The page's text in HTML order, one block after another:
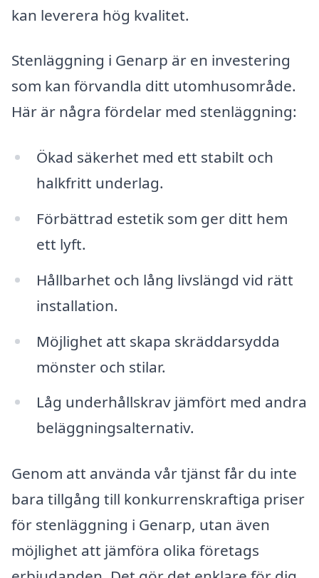
kan leverera hög kvalitet.
Stenläggning i Genarp är en investering
som kan förvandla ditt utomhusområde.
Här är några fördelar med stenläggning:
Ökad säkerhet med ett stabilt och
halkfritt underlag.
Förbättrad estetik som ger ditt hem
ett lyft.
Hållbarhet och lång livslängd vid rätt
installation.
Möjlighet att skapa skräddarsydda
mönster och stilar.
Låg underhållskrav jämfört med andra
beläggningsalternativ.
Genom att använda vår tjänst får du inte
bara tillgång till konkurrenskraftiga priser
för stenläggning i Genarp, utan även
möjlighet att jämföra olika företags